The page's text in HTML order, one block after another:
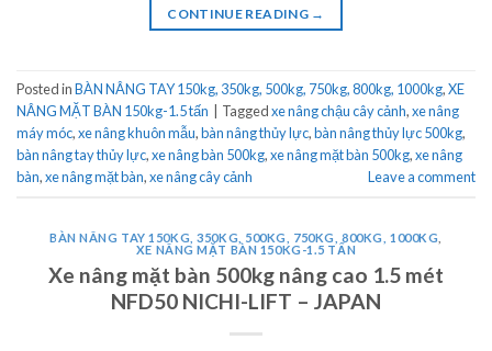
CONTINUE READING →
Posted inBÀN NÂNG TAY 150kg, 350kg, 500kg, 750kg, 800kg, 1000kg,XE
NÂNG MẶT BÀN 150kg-1.5 tấn
Taggedxe nâng chậu cây cảnh,xe nâng
máy móc,xe nâng khuôn mẫu,bàn nâng thủy lực,bàn nâng thủy lực 500kg,
bàn nâng tay thủy lực,xe nâng bàn 500kg,xe nâng mặt bàn 500kg,xe nâng
bàn,xe nâng mặt bàn,xe nâng cây cảnh Leave a comment
BÀN NÂNG TAY 150KG, 350KG, 500KG, 750KG, 800KG, 1000KG
XE NÂNG MẶT BÀN 150KG-1.5 TẤN
Xe nâng mặt bàn 500kg nâng cao 1.5 mét
NFD50 NICHI-LIFT – JAPAN